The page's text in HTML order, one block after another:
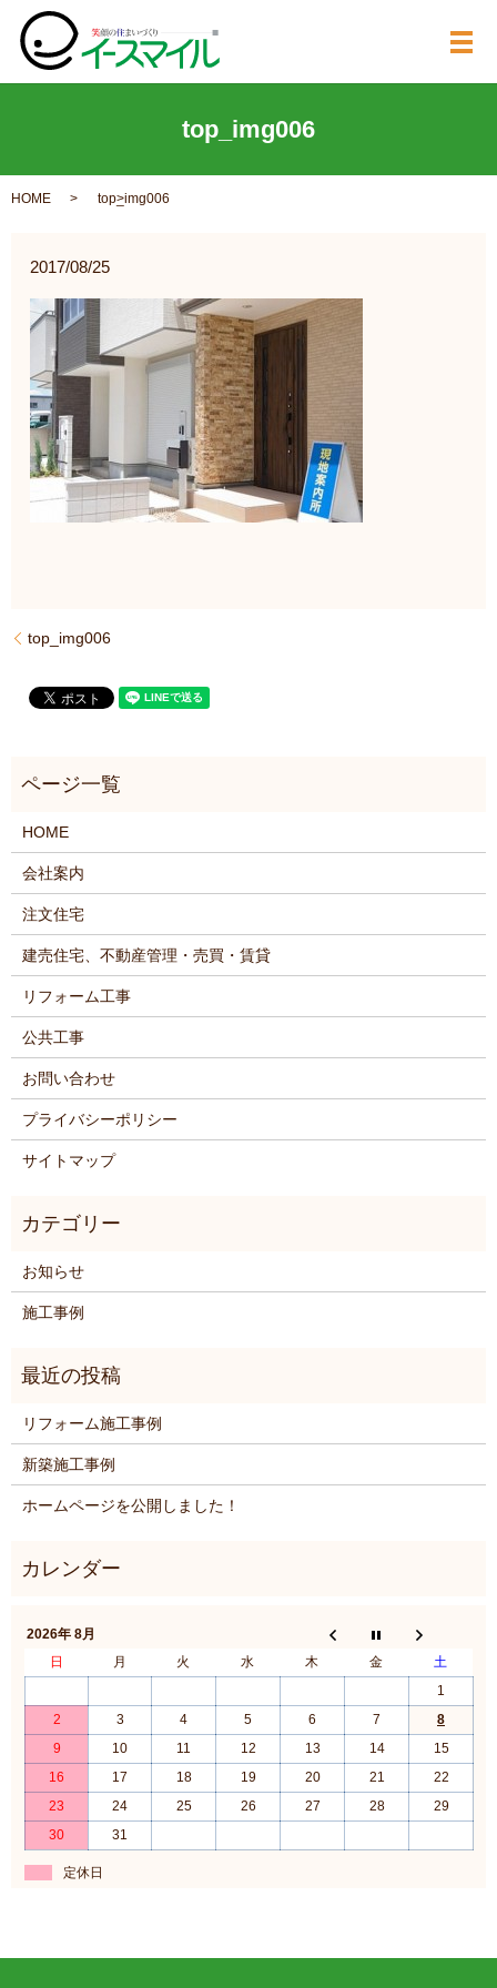
メ
top_img006
HOME top_img006
2017/08/25
top_img006
HOME
会社案内
注文住宅
建売住宅、不動産管理・売買・賃貸
リフォーム工事
公共工事
お問い合わせ
プライバシーポリシー
サイトマップ
お知らせ
施工事例
リフォーム施工事例
新築施工事例
ホームページを公開しました！
2026年 8月
日
月 火 水 木 金
土
1
2
3 4 5 6 7
8
9
10 11 12 13 14
15
16
17 18 19 20 21
22
23
24 25 26 27 28
29
30
31
定休日